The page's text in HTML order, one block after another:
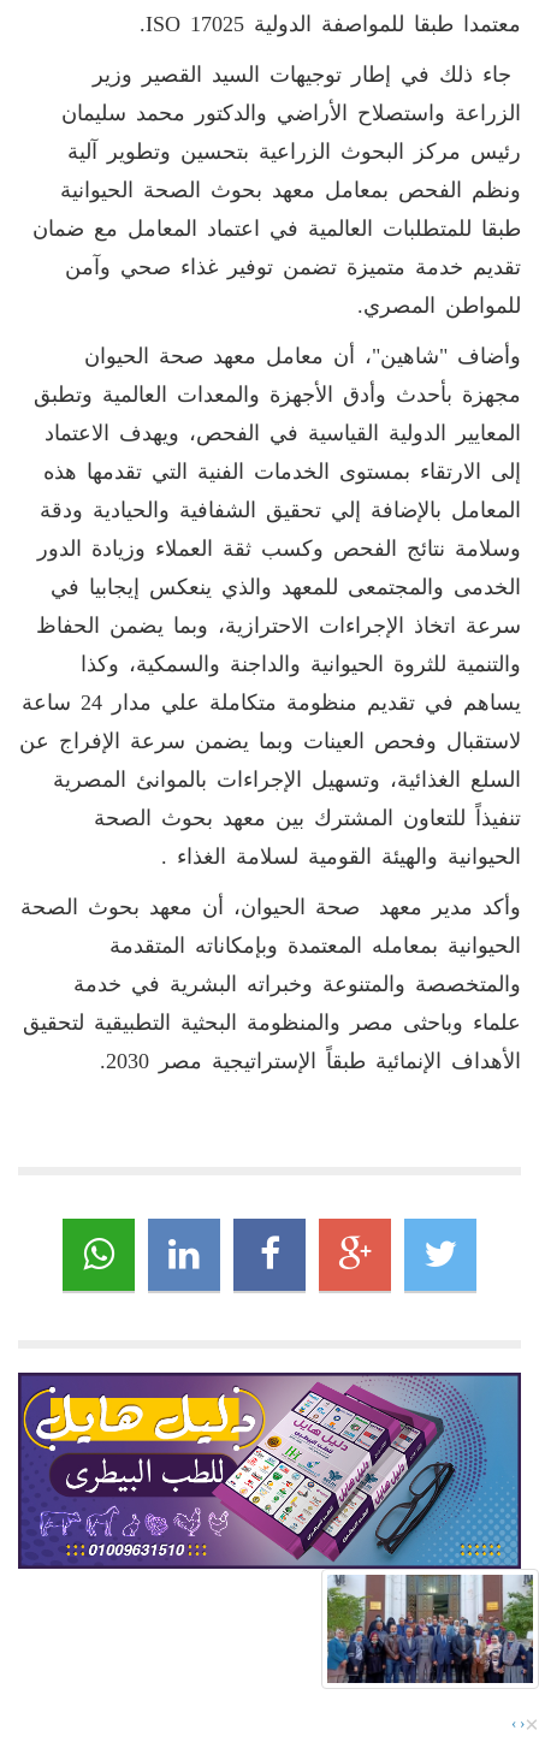
معتمدا طبقا للمواصفة الدولية ISO 17025.
جاء ذلك في إطار توجيهات السيد القصير وزير
الزراعة واستصلاح الأراضي والدكتور محمد سليمان
رئيس مركز البحوث الزراعية بتحسين وتطوير آلية
ونظم الفحص بمعامل معهد بحوث الصحة الحيوانية
طبقا للمتطلبات العالمية في اعتماد المعامل مع ضمان
تقديم خدمة متميزة تضمن توفير غذاء صحي وآمن
للمواطن المصري.
‏وأضاف "شاهين"، أن معامل معهد صحة الحيوان
‏مجهزة بأحدث وأدق الأجهزة والمعدات العالمية وتطبق
المعايير الدولية القياسية في الفحص، ويهدف الاعتماد
إلى الارتقاء بمستوى الخدمات الفنية التي تقدمها هذه
المعامل بالإضافة إلي تحقيق الشفافية والحيادية ودقة
وسلامة نتائج الفحص وكسب ثقة العملاء وزيادة الدور
الخدمى والمجتمعى للمعهد والذي ينعكس إيجابيا في
سرعة اتخاذ الإجراءات الاحترازية، وبما يضمن الحفاظ
والتنمية للثروة الحيوانية والداجنة والسمكية، وكذا
يساهم في تقديم منظومة متكاملة علي مدار 24 ساعة
لاستقبال وفحص العينات وبما يضمن سرعة الإفراج عن
السلع الغذائية، وتسهيل الإجراءات بالموانئ المصرية
تنفيذاً للتعاون المشترك بين معهد بحوث الصحة
الحيوانية والهيئة القومية لسلامة الغذاء .
وأكد مدير معهد صحة الحيوان، أن معهد بحوث الصحة
الحيوانية بمعامله المعتمدة وبإمكاناته المتقدمة
والمتخصصة والمتنوعة وخبراته البشرية في خدمة
علماء وباحثى مصر والمنظومة البحثية التطبيقية لتحقيق
الأهداف الإنمائية طبقاً الإستراتيجية مصر 2030.
‹
› ×